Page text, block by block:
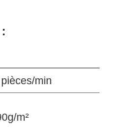
min
m²